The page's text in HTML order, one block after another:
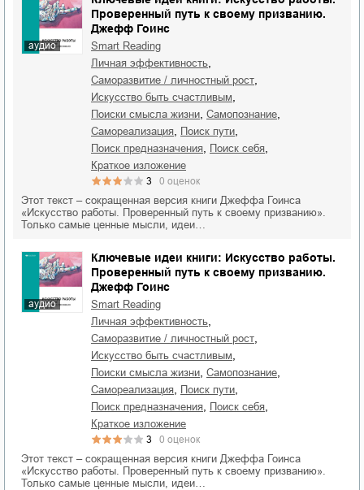
аудио
Проверенный путь к своему призванию.
Джефф Гоинс
Smart Reading
личная эффективность
саморазвитие / личностный рост
искусство быть счастливым
поиски смысла жизни самопознание
самореализация поиск пути
поиск предназначения поиск себя
краткое изложение
3 0 оценок
Этот текст – сокращенная версия книги Джеффа Гоинса
«Искусство работы. Проверенный путь к своему призванию».
Только самые ценные мысли, идеи…
аудио
Ключевые идеи книги: Искусство работы.
Проверенный путь к своему призванию.
Джефф Гоинс
Smart Reading
личная эффективность
саморазвитие / личностный рост
искусство быть счастливым
поиски смысла жизни самопознание
самореализация поиск пути
поиск предназначения поиск себя
краткое изложение
3 0 оценок
Этот текст – сокращенная версия книги Джеффа Гоинса
«Искусство работы. Проверенный путь к своему призванию».
Только самые ценные мысли, идеи…